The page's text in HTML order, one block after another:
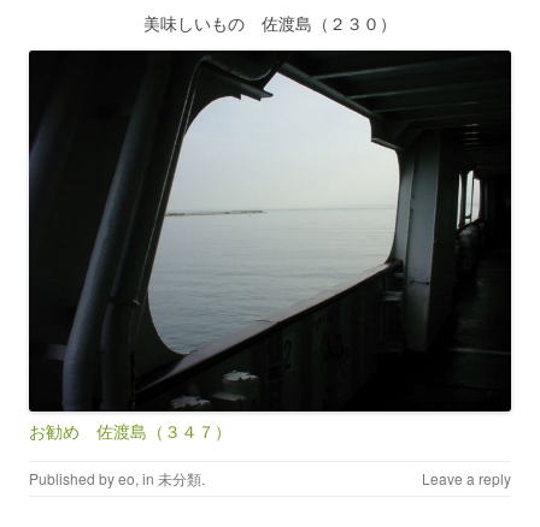
美味しいもの 佐渡島（２３０）
お勧め 佐渡島（３４７）
Published byeo, in 未分類. Leave a reply